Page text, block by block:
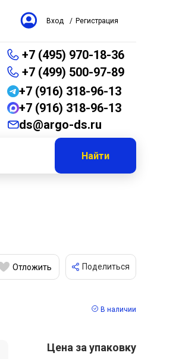
Вход / Регистрация
+7 (495) 970-18-36
+7 (499) 500-97-89
+7 (916) 318-96-13
+7 (916) 318-96-13
ds@argo-ds.ru
Найти
Отложить Поделиться
В наличии
Цена за упаковку